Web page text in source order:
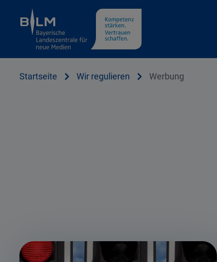
Cookie Hinweis
Startseite Wir regulieren Werbung